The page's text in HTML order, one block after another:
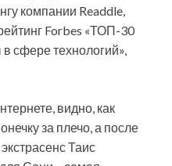
компании Readdle,
Forbes «ТОП-30
сфере технологий»,
видно, как
за плечо, а после
Таис